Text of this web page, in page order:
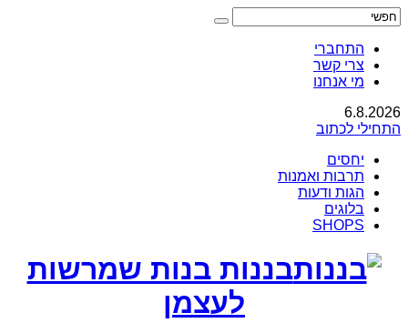
התחברי
צרי קשר
מי אנחנו
6.8.2026
התחילי לכתוב
יחסים
תרבות ואמנות
הגות ודעות
בלוגים
SHOPS
בננות בנות שמרשות
לעצמן